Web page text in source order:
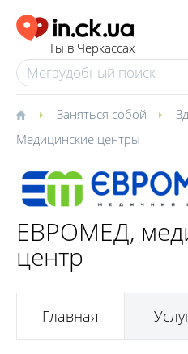
Ты в Черкассах
Заняться собой
Медицинские центры
ЕВРОМЕД,
центр
Главная